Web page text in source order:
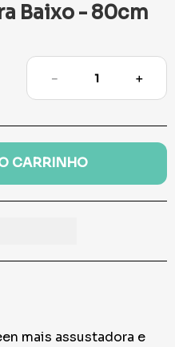
Baixo - 80cm
＋
－
CARRINHO
mais assustadora e